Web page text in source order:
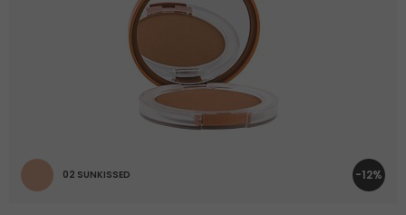
-12%
02 SUNKISSED